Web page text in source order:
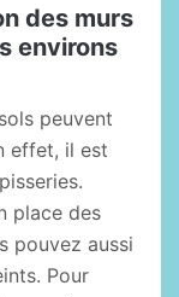
des murs
environs
peuvent
effet, il est
place des
pouvez aussi
Pour